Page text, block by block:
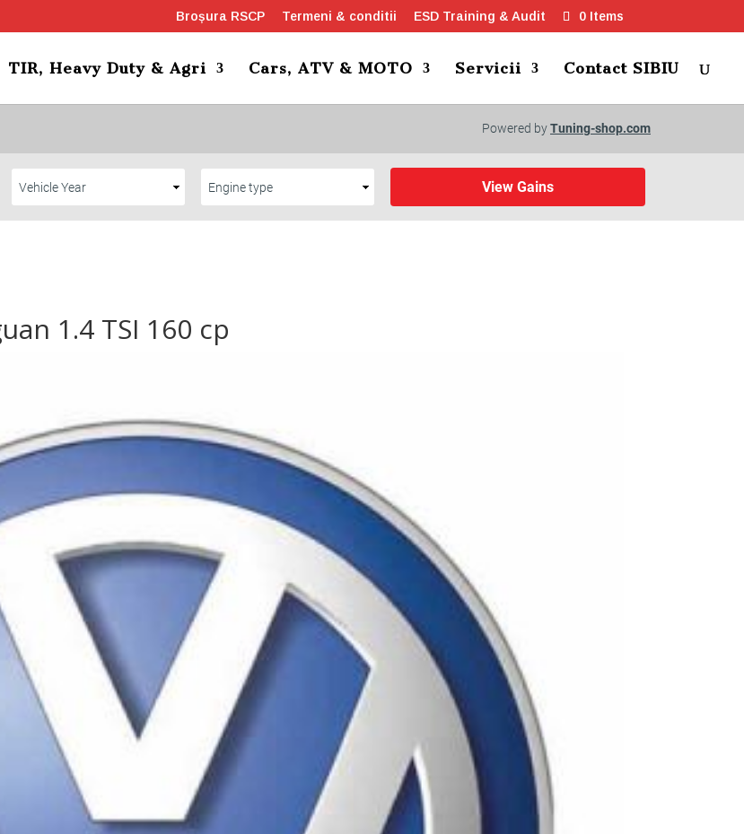
Broșura RSCP Termeni & conditii ESD Training & Audit 0 Items
TIR, Heavy Duty & Agri Cars, ATV & MOTO Servicii Contact SIBIU
1.4 TSI 160 cp